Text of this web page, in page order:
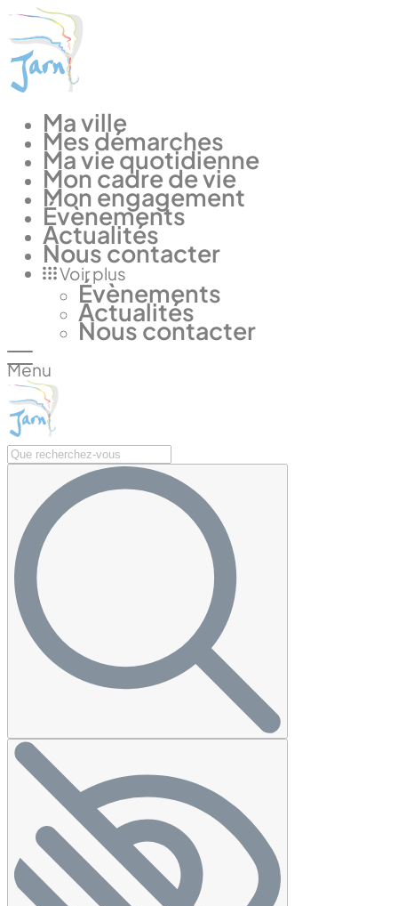
Panneau de gestion des cookies
Ma ville
Mes démarches
Ma vie quotidienne
Mon cadre de vie
Mon engagement
Évènements
Actualités
Nous contacter
Voir plus
Évènements
Actualités
Nous contacter
Menu